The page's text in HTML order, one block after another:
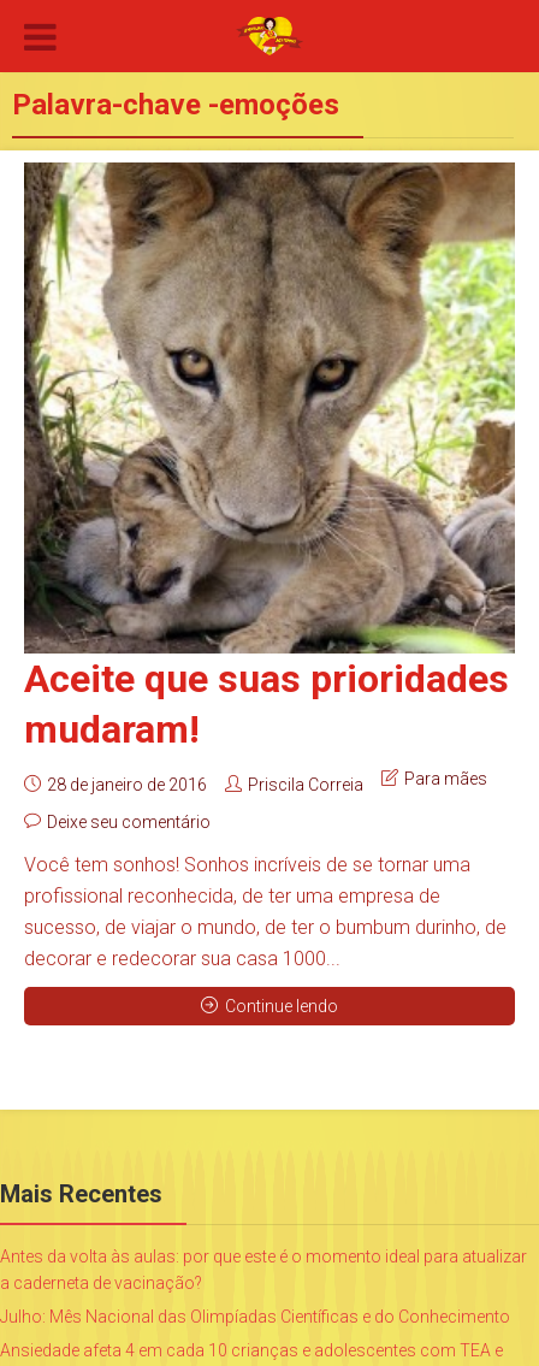
Palavra-chave -emoções
Aceite que suas prioridades
mudaram!
28 de janeiro de 2016 Priscila Correia Para mães
Deixe seu comentário
Você tem sonhos! Sonhos incríveis de se tornar uma
profissional reconhecida, de ter uma empresa de
sucesso, de viajar o mundo, de ter o bumbum durinho, de
decorar e redecorar sua casa 1000...
Continue lendo
Mais Recentes
Antes da volta às aulas: por que este é o momento ideal para atualizar
a caderneta de vacinação?
Julho: Mês Nacional das Olimpíadas Científicas e do Conhecimento
Ansiedade afeta 4 em cada 10 crianças e adolescentes com TEA e